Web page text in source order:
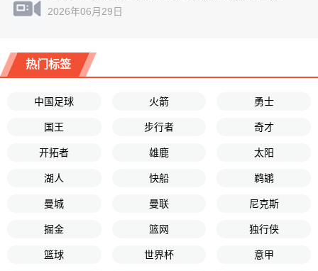
2026年06月29日
热门标签
中国足球 火箭 勇士
国王 步行者 奇才
开拓者 雄鹿 太阳
湖人 快船 鹈鹕
曼城 曼联 尼克斯
掘金 篮网 独行侠
篮球 世界杯 意甲